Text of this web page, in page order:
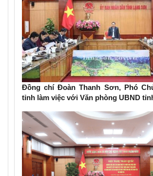
Đồng chí Đoàn Thanh Sơn, Phó
tỉnh làm việc với Văn phòng UBND